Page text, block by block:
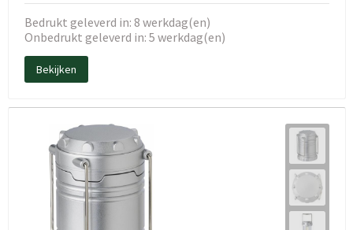
Bedrukt geleverd in: 8 werkdag(en)
Onbedrukt geleverd in: 5 werkdag(en)
Bekijken